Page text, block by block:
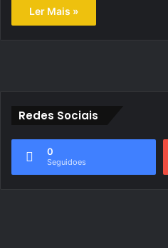
Ler Mais »
Redes Sociais
0
Seguidoes